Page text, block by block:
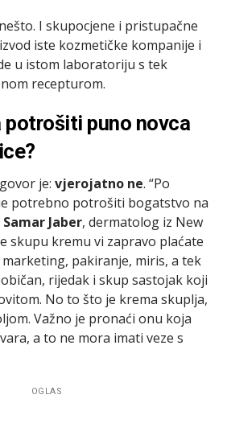
I skupocjene i pristupačne
iste kozmetičke kompanije i
u istom laboratoriju s tek
recepturom.
potrošiti puno novca
je: vjerojatno ne. “Po
potrebno potrošiti bogatstvo na
Samar Jaber, dermatolog iz New
skupu kremu vi zapravo plaćate
pakiranje, miris, a tek
rijedak i skup sastojak koji
No to što je krema skuplja,
Važno je pronaći onu koja
a to ne mora imati veze s
OGLAS